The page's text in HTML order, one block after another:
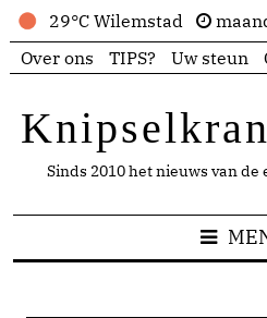
29°C Wilemstad
Over ons
TIPS? Uw steun
Sinds 2010 het nieuws van